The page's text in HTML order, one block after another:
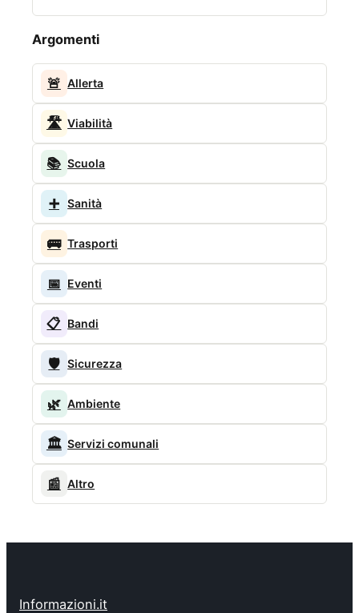
Argomenti
🚨 Allerta
🛣️ Viabilità
📚 Scuola
➕ Sanità
🚌 Trasporti
📅 Eventi
📋 Bandi
🛡️ Sicurezza
🌿 Ambiente
🏛️ Servizi comunali
📰 Altro
Informazioni.it